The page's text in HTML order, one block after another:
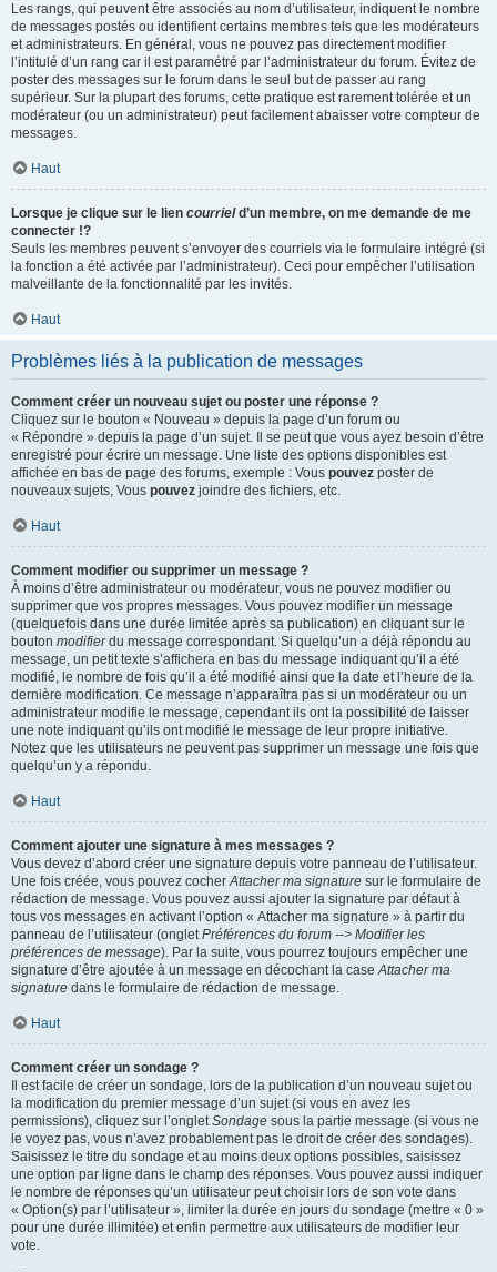
Les rangs, qui peuvent être associés au nom d’utilisateur, indiquent le nombre
de messages postés ou identifient certains membres tels que les modérateurs
et administrateurs. En général, vous ne pouvez pas directement modifier
l’intitulé d’un rang car il est paramétré par l’administrateur du forum. Évitez de
poster des messages sur le forum dans le seul but de passer au rang
supérieur. Sur la plupart des forums, cette pratique est rarement tolérée et un
modérateur (ou un administrateur) peut facilement abaisser votre compteur de
messages.
Haut
Lorsque je clique sur le lien courrield’un membre, on me demande de me
connecter !?
Seuls les membres peuvent s’envoyer des courriels via le formulaire intégré (si
la fonction a été activée par l’administrateur). Ceci pour empêcher l’utilisation
malveillante de la fonctionnalité par les invités.
Haut
Problèmes liés à la publication de messages
Comment créer un nouveau sujet ou poster une réponse ?
Cliquez sur le bouton « Nouveau » depuis la page d’un forum ou
« Répondre » depuis la page d’un sujet. Il se peut que vous ayez besoin d’être
enregistré pour écrire un message. Une liste des options disponibles est
affichée en bas de page des forums, exemple : Vous pouvez poster de
nouveaux sujets, Vous pouvez joindre des fichiers, etc.
Haut
Comment modifier ou supprimer un message ?
À moins d’être administrateur ou modérateur, vous ne pouvez modifier ou
supprimer que vos propres messages. Vous pouvez modifier un message
(quelquefois dans une durée limitée après sa publication) en cliquant sur le
bouton modifierdu message correspondant. Si quelqu’un a déjà répondu au
message, un petit texte s’affichera en bas du message indiquant qu’il a été
modifié, le nombre de fois qu’il a été modifié ainsi que la date et l’heure de la
dernière modification. Ce message n’apparaîtra pas si un modérateur ou un
administrateur modifie le message, cependant ils ont la possibilité de laisser
une note indiquant qu’ils ont modifié le message de leur propre initiative.
Notez que les utilisateurs ne peuvent pas supprimer un message une fois que
quelqu’un y a répondu.
Haut
Comment ajouter une signature à mes messages ?
Vous devez d’abord créer une signature depuis votre panneau de l’utilisateur.
Une fois créée, vous pouvez cocherAttacher ma signature sur le formulaire de
rédaction de message. Vous pouvez aussi ajouter la signature par défaut à
tous vos messages en activant l’option « Attacher ma signature » à partir du
panneau de l’utilisateur (ongletPréférences du forum --> Modifier les
préférences de message). Par la suite, vous pourrez toujours empêcher une
signature d’être ajoutée à un message en décochant la caseAttacher ma
signature dans le formulaire de rédaction de message.
Haut
Comment créer un sondage ?
Il est facile de créer un sondage, lors de la publication d’un nouveau sujet ou
la modification du premier message d’un sujet (si vous en avez les
permissions), cliquez sur l’ongletSondage sous la partie message (si vous ne
le voyez pas, vous n’avez probablement pas le droit de créer des sondages).
Saisissez le titre du sondage et au moins deux options possibles, saisissez
une option par ligne dans le champ des réponses. Vous pouvez aussi indiquer
le nombre de réponses qu’un utilisateur peut choisir lors de son vote dans
« Option(s) par l’utilisateur », limiter la durée en jours du sondage (mettre « 0 »
pour une durée illimitée) et enfin permettre aux utilisateurs de modifier leur
vote.